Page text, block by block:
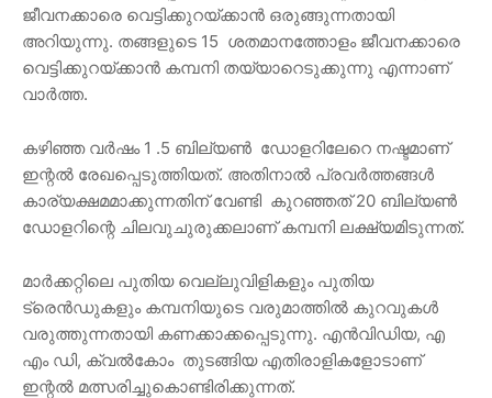
ജീവനക്കാരെ വെട്ടിക്കുറയ്ക്കാൻ ഒരുങ്ങുന്നതായി
അറിയുന്നു. തങ്ങളുടെ 15 ശതമാനത്തോളം ജീവനക്കാരെ
വെട്ടിക്കുറയ്ക്കാൻ കമ്പനി തയ്യാറെടുക്കുന്നു എന്നാണ്
വാർത്ത.
കഴിഞ്ഞ വർഷം 1 .5 ബില്യൺ ഡോളറിലേറെ നഷ്ടമാണ്
ഇന്റൽ രേഖപ്പെടുത്തിയത്. അതിനാൽ പ്രവർത്തങ്ങൾ
കാര്യക്ഷമമാക്കുന്നതിന് വേണ്ടി കുറഞ്ഞത് 20 ബില്യൺ
ഡോളറിന്റെ ചിലവുചുരുക്കലാണ് കമ്പനി ലക്ഷ്യമിടുന്നത്.
മാർക്കറ്റിലെ പുതിയ വെല്ലുവിളികളും പുതിയ
ട്രെൻഡുകളും കമ്പനിയുടെ വരുമാത്തിൽ കുറവുകൾ
വരുത്തുന്നതായി കണക്കാക്കപ്പെടുന്നു. എൻവിഡിയ, എ
എം ഡി, ക്വൽകോം തുടങ്ങിയ എതിരാളികളോടാണ്
ഇന്റൽ മത്സരിച്ചുകൊണ്ടിരിക്കുന്നത്.